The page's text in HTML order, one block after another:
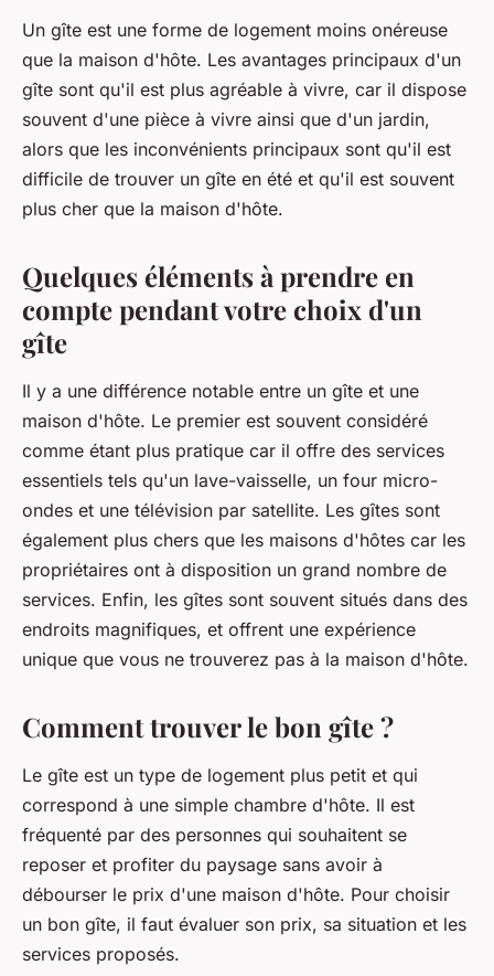
Un gîte est une forme de logement moins onéreuse
que la maison d'hôte. Les avantages principaux d'un
gîte sont qu'il est plus agréable à vivre, car il dispose
souvent d'une pièce à vivre ainsi que d'un jardin,
alors que les inconvénients principaux sont qu'il est
difficile de trouver un gîte en été et qu'il est souvent
plus cher que la maison d'hôte.
Quelques éléments à prendre en
compte pendant votre choix d'un
gîte
Il y a une différence notable entre un gîte et une
maison d'hôte. Le premier est souvent considéré
comme étant plus pratique car il offre des services
essentiels tels qu'un lave-vaisselle, un four micro-
ondes et une télévision par satellite. Les gîtes sont
également plus chers que les maisons d'hôtes car les
propriétaires ont à disposition un grand nombre de
services. Enfin, les gîtes sont souvent situés dans des
endroits magnifiques, et offrent une expérience
unique que vous ne trouverez pas à la maison d'hôte.
Comment trouver le bon gîte ?
Le gîte est un type de logement plus petit et qui
correspond à une simple chambre d'hôte. Il est
fréquenté par des personnes qui souhaitent se
reposer et profiter du paysage sans avoir à
débourser le prix d'une maison d'hôte. Pour choisir
un bon gîte, il faut évaluer son prix, sa situation et les
services proposés.